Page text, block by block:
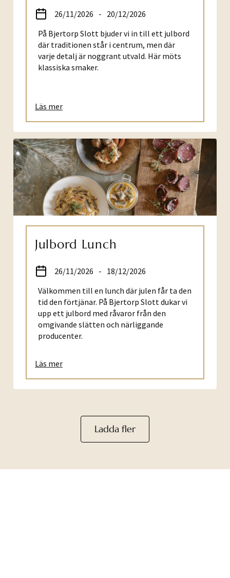
26/11/2026 - 20/12/2026
På Bjertorp Slott bjuder vi in till ett julbord
där traditionen står i centrum, men där
varje detalj är noggrant utvald. Här möts
klassiska smaker.
Läs mer
Julbord Lunch
26/11/2026 - 18/12/2026
Välkommen till en lunch där julen får ta den
tid den förtjänar. På Bjertorp Slott dukar vi
upp ett julbord med råvaror från den
omgivande slätten och närliggande
producenter.
Läs mer
Ladda fler